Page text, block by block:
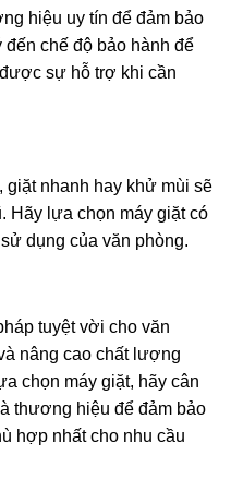
hiệu uy tín để đảm bảo
chế độ bảo hành để
sự hỗ trợ khi cần
giặt nhanh hay khử mùi sẽ
Hãy lựa chọn máy giặt có
dụng của văn phòng.
tuyệt vời cho văn
nâng cao chất lượng
chọn máy giặt, hãy cân
thương hiệu để đảm bảo
hợp nhất cho nhu cầu